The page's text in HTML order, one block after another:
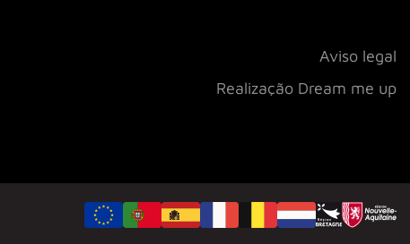
Aviso legal
Realização Dream me up